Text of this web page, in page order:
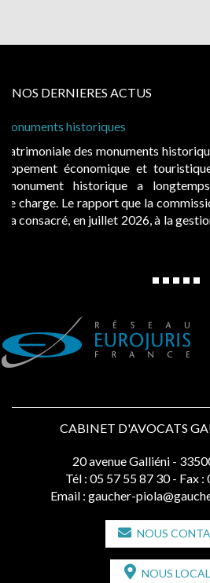
NOS DERNIERES ACTUS
Cabines de plage : le juge admet
à condition de les asseoir sur les «
Evocatrices des bains de mer,
également un beau sujet domanial.
public, elles donnent lieu au
d’occupation. Saisies par des
hausses, les juridictions
CABINET D'AVOCATS
20 avenue Galliéni -
Tél : 05 57 55 87 30 - Fax :
Email : gaucher-
NOUS
NOUS